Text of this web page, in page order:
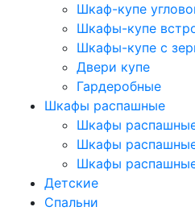
Шкаф-купе
Шкафы-купе
Шкафы-купе с
Двери купе
Гардеробные
Шкафы распашные
Шкафы
Шкафы
Шкафы
Детские
Спальни